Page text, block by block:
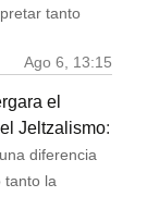
tanto
Ago 6, 13:15
el
Jeltzalismo:
diferencia
tanto la